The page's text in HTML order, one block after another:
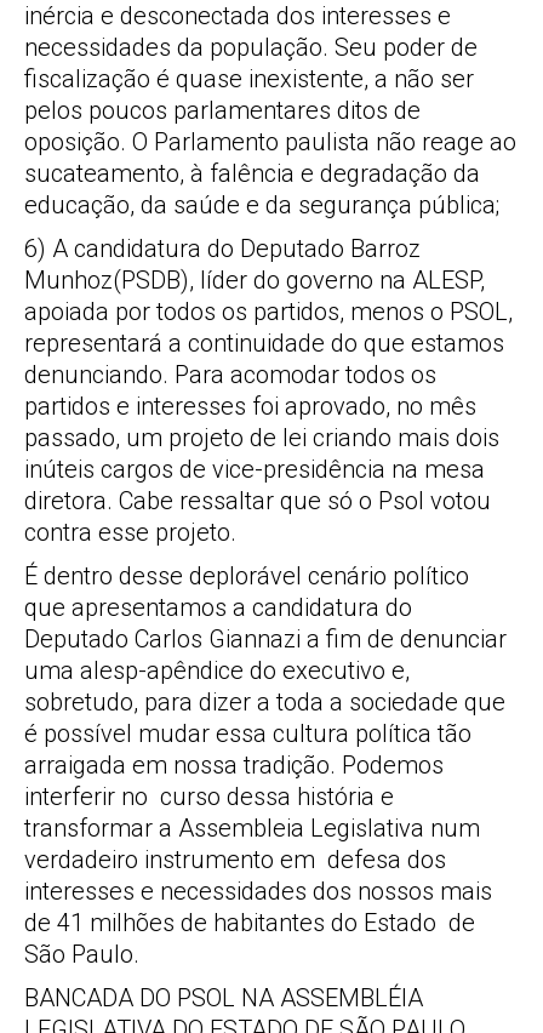
inércia e desconectada dos interesses e
necessidades da população. Seu poder de
fiscalização é quase inexistente, a não ser
pelos poucos parlamentares ditos de
oposição. O Parlamento paulista não reage ao
sucateamento, à falência e degradação da
educação, da saúde e da segurança pública;
6) A candidatura do Deputado Barroz
Munhoz(PSDB), líder do governo na ALESP,
apoiada por todos os partidos, menos o PSOL,
representará a continuidade do que estamos
denunciando. Para acomodar todos os
partidos e interesses foi aprovado, no mês
passado, um projeto de lei criando mais dois
inúteis cargos de vice-presidência na mesa
diretora. Cabe ressaltar que só o Psol votou
contra esse projeto.
É dentro desse deplorável cenário político
que apresentamos a candidatura do
Deputado Carlos Giannazi a fim de denunciar
uma alesp-apêndice do executivo e,
sobretudo, para dizer a toda a sociedade que
é possível mudar essa cultura política tão
arraigada em nossa tradição. Podemos
interferir no curso dessa história e
transformar a Assembleia Legislativa num
verdadeiro instrumento em defesa dos
interesses e necessidades dos nossos mais
de 41 milhões de habitantes do Estado de
São Paulo.
BANCADA DO PSOL NA ASSEMBLÉIA